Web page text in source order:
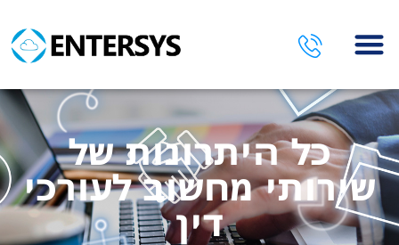
כל היתרונות של
שירותי מחשוב לעורכי
דין